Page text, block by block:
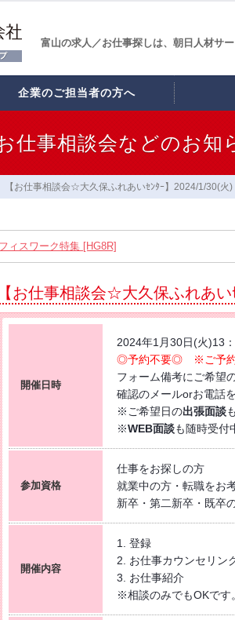
富山の求人／お仕事探しは、朝日人材サ
企業のご担当者の方へ
仕事相談会などのお知
【お仕事相談会☆大久保ふれあいｾﾝﾀｰ】2024/1/30(火)
ィスワーク特集 [HG8R]
】スタッフ12名大募集!! [HB7]
会館】2026/8/21(金) PM開催
保ふれあいｾﾝﾀｰ】2026/8/26(水)
コラーレ】2026/8/21(金)PM
市コラーレ】2026/8/7(金)PM
す 〜自分に合った職場を見つける新しい転職の
deWORK [HC7]
会館】2026/9/24(木) PM開催
お仕事相談会☆大久保ふれあい
開催日時
2024年1月30日(火)13
◎予約不要◎ ※ご予約
フォーム備考にご希望
確認のメールorお電話
※ご希望日の出張面談
※WEB面談も随時受付
参加資格
仕事をお探しの方
就業中の方・転職をお
新卒・第二新卒・既卒
開催内容
1. 登録
2. お仕事カウンセリン
3. お仕事紹介
※相談のみでもOKです。